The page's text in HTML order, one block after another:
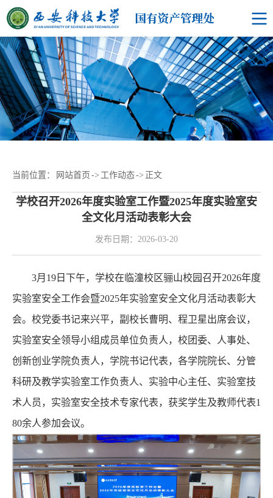
当前位置： 网站首页 -> 工作动态-> 正文
学校召开2026年度实验室工作暨2025年度实验室安
全文化月活动表彰大会
发布日期：2026-03-20
3月19日下午，学校在临潼校区骊山校园召开2026年度
实验室安全工作会暨2025年实验室安全文化月活动表彰大
会。校党委书记来兴平，副校长曹明、程卫星出席会议，
实验室安全领导小组成员单位负责人，校团委、人事处、
创新创业学院负责人，学院书记代表，各学院院长、分管
科研及教学实验室工作负责人、实验中心主任、实验室技
术人员，实验室安全技术专家代表，获奖学生及教师代表1
80余人参加会议。